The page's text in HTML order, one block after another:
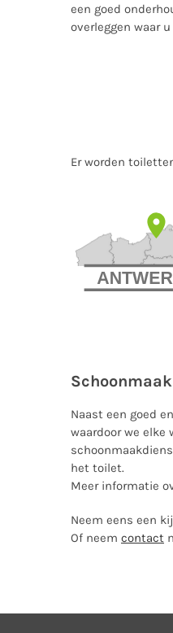
een goed
overleggen waar
Er worden
Naast een goed
waardoor we elke
het toilet.
Meer informatie
Neem eens een
Of neem contact